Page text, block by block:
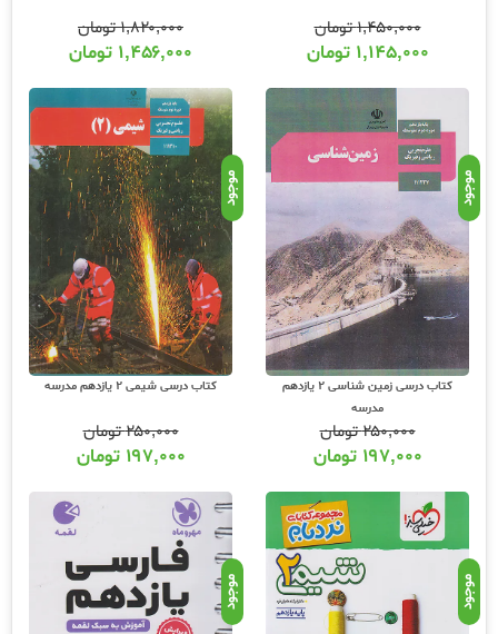
۱,۴۵۰,۰۰۰تومان
۱,۱۴۵,۰۰۰ تومان
۱,۸۲۰,۰۰۰تومان
۱,۴۵۶,۰۰۰ تومان
موجود
کتاب درسی زمین شناسی 2 یازدهم
مدرسه
۲۵۰,۰۰۰تومان
۱۹۷,۰۰۰ تومان
موجود
کتاب درسی شیمی 2 یازدهم مدرسه
۲۵۰,۰۰۰تومان
۱۹۷,۰۰۰ تومان
موجود موجود